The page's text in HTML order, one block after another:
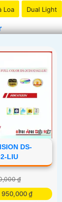
Loa Dual Light
DS-
LIU
₫
950,000 ₫